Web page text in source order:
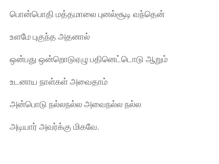
பொன்பொதி மத்தமாலை புனல்சூடி வந்தென்
உளமே புகுந்த அதனால்
ஒன்பது ஒன்றொடுஏழு பதினெட்டொடு ஆறும்
உடனாய நாள்கள் அவைதாம்
அன்பொடு நல்லநல்ல அவைநல்ல நல்ல
அடியார் அவர்க்கு மிகவே.